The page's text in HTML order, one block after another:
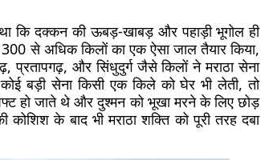
कि दक्कन की ऊबड़-खाबड़ और पहाड़ी भूगोल ही
से अधिक किलों का एक ऐसा जाल तैयार किया,
और सिंधुदुर्ग जैसे किलों ने मराठा सेना
बड़ी सेना किसी एक किले को घेर भी लेती, तो
हो जाते थे और दुश्मन को भूखा मरने के लिए छोड़
के बाद भी मराठा शक्ति को पूरी तरह दबा